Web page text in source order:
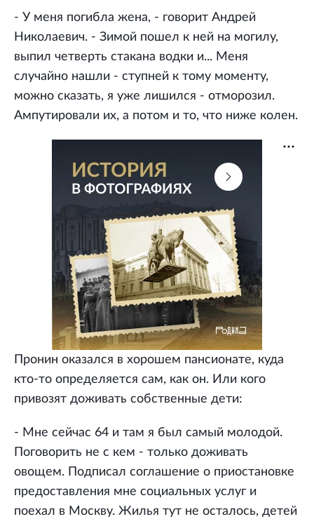
- У меня погибла жена, - говорит Андрей
Николаевич. - Зимой пошел к ней на могилу,
выпил четверть стакана водки и... Меня
случайно нашли - ступней к тому моменту,
можно сказать, я уже лишился - отморозил.
Ампутировали их, а потом и то, что ниже колен.
Пронин оказался в хорошем пансионате, куда
кто-то определяется сам, как он. Или кого
привозят доживать собственные дети:
- Мне сейчас 64 и там я был самый молодой.
Поговорить не с кем - только доживать
овощем. Подписал соглашение о приостановке
предоставления мне социальных услуг и
поехал в Москву. Жилья тут не осталось, детей